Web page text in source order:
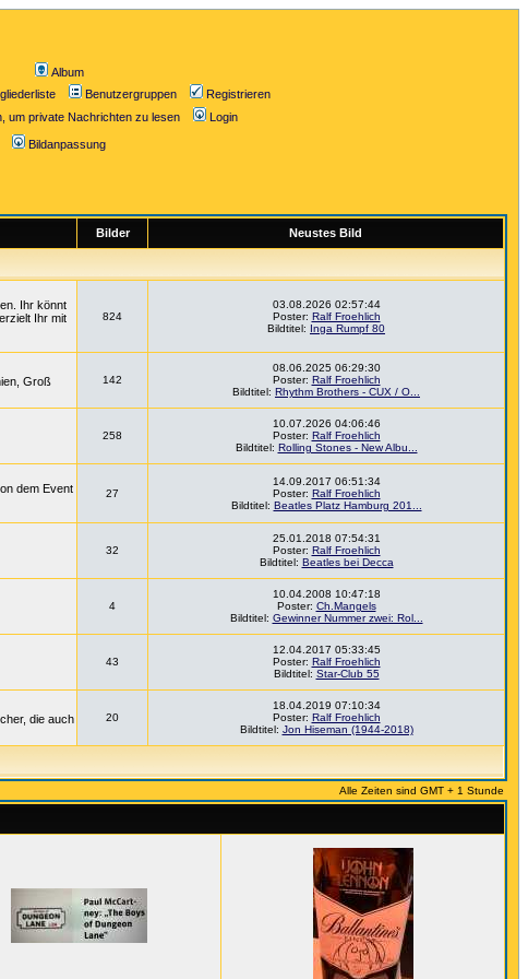
Album
Benutzergruppen
Registrieren
um private Nachrichten zu lesen Login
Bildanpassung
Bilder Neustes Bild
Ihr könnt
Ihr mit
824
03.08.2026 02:57:44
Poster: Ralf Froehlich
Bildtitel: Inga Rumpf 80
Groß
142
08.06.2025 06:29:30
Poster: Ralf Froehlich
Bildtitel: Rhythm Brothers - CUX / O...
258
10.07.2026 04:06:46
Poster: Ralf Froehlich
Bildtitel: Rolling Stones - New Albu...
dem Event
27
14.09.2017 06:51:34
Poster: Ralf Froehlich
Bildtitel: Beatles Platz Hamburg 201...
32
25.01.2018 07:54:31
Poster: Ralf Froehlich
Bildtitel: Beatles bei Decca
4
10.04.2008 10:47:18
Poster: Ch.Mangels
Bildtitel: Gewinner Nummer zwei: Rol...
43
12.04.2017 05:33:45
Poster: Ralf Froehlich
Bildtitel: Star-Club 55
die auch
20
18.04.2019 07:10:34
Poster: Ralf Froehlich
Bildtitel: Jon Hiseman (1944-2018)
Alle Zeiten sind GMT + 1 Stunde